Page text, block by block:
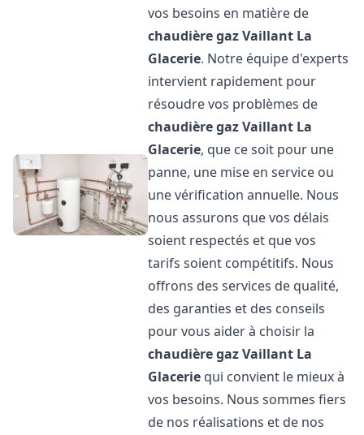
vos besoins en matière de
chaudière gaz Vaillant La
Glacerie. Notre équipe d'experts
intervient rapidement pour
résoudre vos problèmes de
chaudière gaz Vaillant La
Glacerie, que ce soit pour une
panne, une mise en service ou
une vérification annuelle. Nous
nous assurons que vos délais
soient respectés et que vos
tarifs soient compétitifs. Nous
offrons des services de qualité,
des garanties et des conseils
pour vous aider à choisir la
chaudière gaz Vaillant La
Glacerie qui convient le mieux à
vos besoins. Nous sommes fiers
de nos réalisations et de nos